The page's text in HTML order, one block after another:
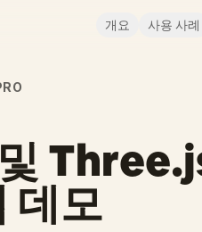
개요 사용 사례
데모